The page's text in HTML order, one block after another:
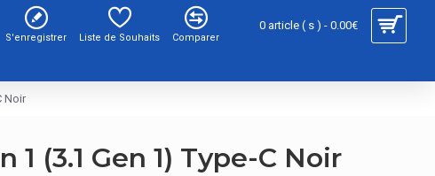
S'enregistrer Liste de Souhaits Comparer
0 article ( s ) - 0.00€
Noir
(3.1 Gen 1) Type-C Noir